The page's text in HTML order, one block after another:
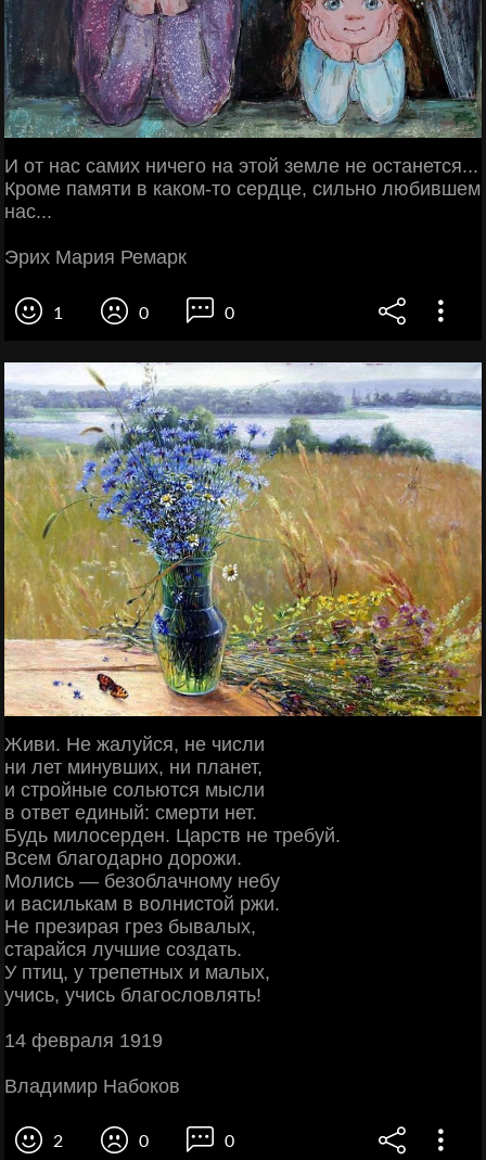
И от нас самих ничего на этой земле не останется...
Кроме памяти в каком-то сердце, сильно любившем
нас...
Эрих Мария Ремарк
1 0 0
Живи. Не жалуйся, не числи
ни лет минувших, ни планет,
и стройные сольются мысли
в ответ единый: смерти нет.
Будь милосерден. Царств не требуй.
Всем благодарно дорожи.
Молись — безоблачному небу
и василькам в волнистой ржи.
Не презирая грез бывалых,
старайся лучшие создать.
У птиц, у трепетных и малых,
учись, учись благословлять!
14 февраля 1919
Владимир Набоков
2 0 0